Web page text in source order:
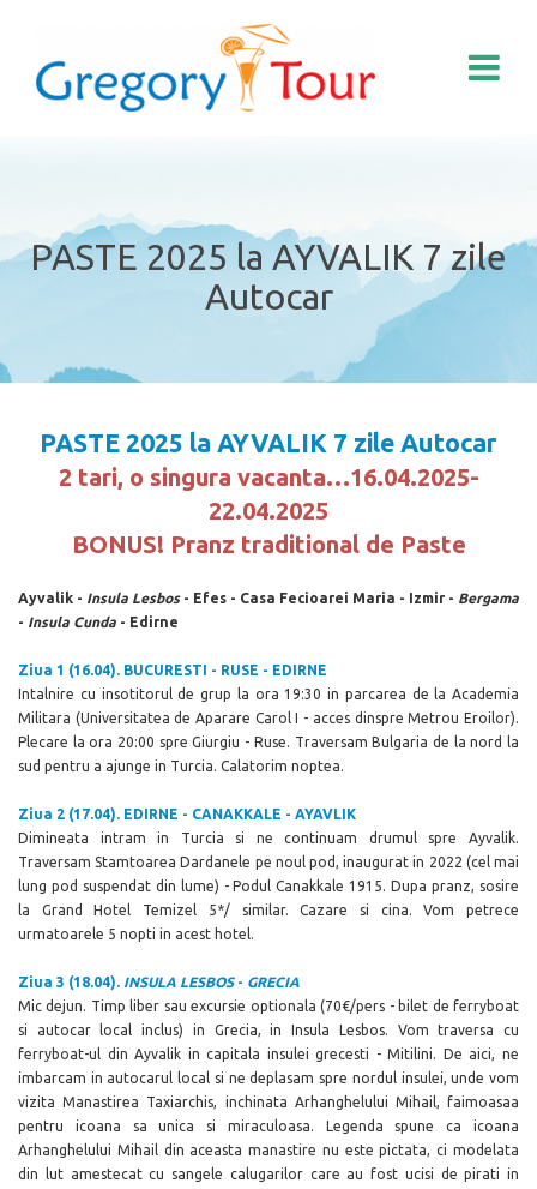
PASTE 2025 la AYVALIK 7 zile
Autocar
PASTE 2025 la AYVALIK 7 zile Autocar
2 tari, o singura vacanta…16.04.2025-
22.04.2025
BONUS! Pranz traditional de Paste
Ayvalik - Insula Lesbos- Efes - Casa Fecioarei Maria - Izmir - Bergama
- Insula Cunda - Edirne
Ziua 1 (16.04). BUCURESTI - RUSE - EDIRNE
Intalnire cu insotitorul de grup la ora 19:30 in parcarea de la Academia
Militara (Universitatea de Aparare Carol I - acces dinspre Metrou Eroilor).
Plecare la ora 20:00 spre Giurgiu - Ruse. Traversam Bulgaria de la nord la
sud pentru a ajunge in Turcia. Calatorim noptea.
Ziua 2 (17.04). EDIRNE - CANAKKALE - AYAVLIK
Dimineata intram in Turcia si ne continuam drumul spre Ayvalik.
Traversam Stamtoarea Dardanele pe noul pod, inaugurat in 2022 (cel mai
lung pod suspendat din lume) - Podul Canakkale 1915. Dupa pranz, sosire
la Grand Hotel Temizel 5*/ similar. Cazare si cina. Vom petrece
urmatoarele 5 nopti in acest hotel.
Ziua 3 (18.04). INSULA LESBOS- GRECIA
Mic dejun. Timp liber sau excursie optionala (70€/pers - bilet de ferryboat
si autocar local inclus) in Grecia, in Insula Lesbos. Vom traversa cu
ferryboat-ul din Ayvalik in capitala insulei grecesti - Mitilini. De aici, ne
imbarcam in autocarul local si ne deplasam spre nordul insulei, unde vom
vizita Manastirea Taxiarchis, inchinata Arhanghelului Mihail, faimoasaa
pentru icoana sa unica si miraculoasa. Legenda spune ca icoana
Arhanghelului Mihail din aceasta manastire nu este pictata, ci modelata
din lut amestecat cu sangele calugarilor care au fost ucisi de pirati in